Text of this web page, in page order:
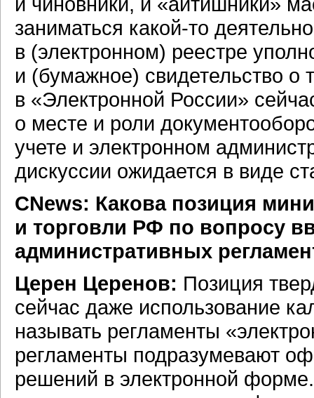
заниматься какой-то
в (электронном) реестре
и (бумажное) свидетельство о
в «Электронной России»
о месте и роли
учете и электронном
дискуссии ожидается в виде
СNews: Какова позиция
и торговли РФ по вопросу
административных
Церен Церенов: Позиция
сейчас даже использование
называть регламенты
регламенты подразумевают
решений в электронной